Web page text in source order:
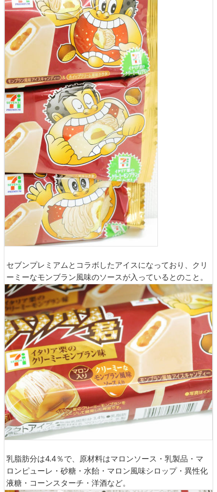
セブンプレミアムとコラボしたアイスになっており、クリ
ーミーなモンブラン風味のソースが入っているとのこと。
乳脂肪分は4.4％で、原材料はマロンソース・乳製品・マ
ロンピューレ・砂糖・水飴・マロン風味シロップ・異性化
液糖・コーンスターチ・洋酒など。